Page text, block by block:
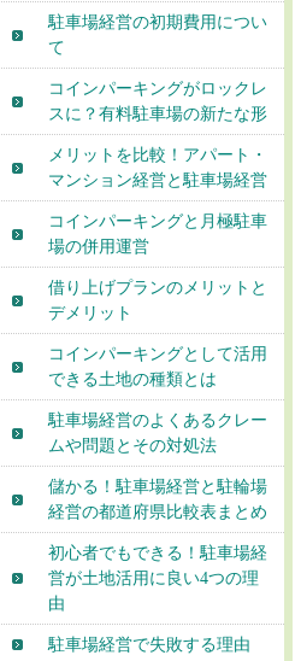
駐車場経営の初期費用につい
て
コインパーキングがロックレ
スに？有料駐車場の新たな形
メリットを比較！アパート・
マンション経営と駐車場経営
コインパーキングと月極駐車
場の併用運営
借り上げプランのメリットと
デメリット
コインパーキングとして活用
できる土地の種類とは
駐車場経営のよくあるクレー
ムや問題とその対処法
儲かる！駐車場経営と駐輪場
経営の都道府県比較表まとめ
初心者でもできる！駐車場経
営が土地活用に良い4つの理
由
駐車場経営で失敗する理由